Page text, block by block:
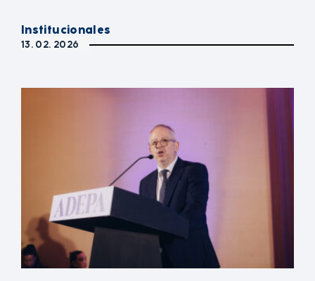
Institucionales
13. 02. 2026